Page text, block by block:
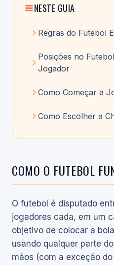
NESTE GUIA
Regras do Futebol
Posições no
Jogador
Como Começar a
Como Escolher a
COMO O FUTEBOL
O futebol é disputado
jogadores cada, em um
objetivo de colocar a
usando qualquer parte
mãos (com a exceção